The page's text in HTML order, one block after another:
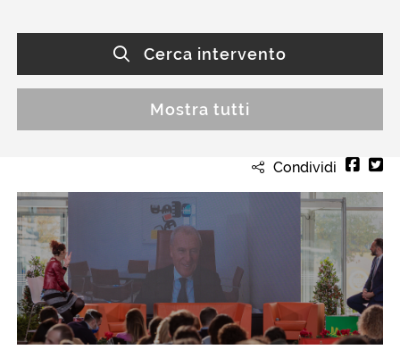
Cerca intervento
Mostra tutti
Condividi